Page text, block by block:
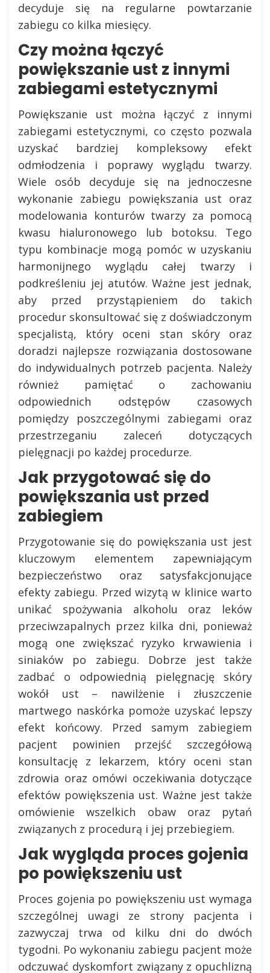
decyduje się na regularne powtarzanie
zabiegu co kilka miesięcy.
Czy można łączyć
powiększanie ust z innymi
zabiegami estetycznymi
Powiększanie ust można łączyć z innymi
zabiegami estetycznymi, co często pozwala
uzyskać bardziej kompleksowy efekt
odmłodzenia i poprawy wyglądu twarzy.
Wiele osób decyduje się na jednoczesne
wykonanie zabiegu powiększania ust oraz
modelowania konturów twarzy za pomocą
kwasu hialuronowego lub botoksu. Tego
typu kombinacje mogą pomóc w uzyskaniu
harmonijnego wyglądu całej twarzy i
podkreśleniu jej atutów. Ważne jest jednak,
aby przed przystąpieniem do takich
procedur skonsultować się z doświadczonym
specjalistą, który oceni stan skóry oraz
doradzi najlepsze rozwiązania dostosowane
do indywidualnych potrzeb pacjenta. Należy
również pamiętać o zachowaniu
odpowiednich odstępów czasowych
pomiędzy poszczególnymi zabiegami oraz
przestrzeganiu zaleceń dotyczących
pielęgnacji po każdej procedurze.
Jak przygotować się do
powiększania ust przed
zabiegiem
Przygotowanie się do powiększania ust jest
kluczowym elementem zapewniającym
bezpieczeństwo oraz satysfakcjonujące
efekty zabiegu. Przed wizytą w klinice warto
unikać spożywania alkoholu oraz leków
przeciwzapalnych przez kilka dni, ponieważ
mogą one zwiększać ryzyko krwawienia i
siniaków po zabiegu. Dobrze jest także
zadbać o odpowiednią pielęgnację skóry
wokół ust – nawilżenie i złuszczenie
martwego naskórka pomoże uzyskać lepszy
efekt końcowy. Przed samym zabiegiem
pacjent powinien przejść szczegółową
konsultację z lekarzem, który oceni stan
zdrowia oraz omówi oczekiwania dotyczące
efektów powiększenia ust. Ważne jest także
omówienie wszelkich obaw oraz pytań
związanych z procedurą i jej przebiegiem.
Jak wygląda proces gojenia
po powiększeniu ust
Proces gojenia po powiększeniu ust wymaga
szczególnej uwagi ze strony pacjenta i
zazwyczaj trwa od kilku dni do dwóch
tygodni. Po wykonaniu zabiegu pacjent może
odczuwać dyskomfort związany z opuchlizną